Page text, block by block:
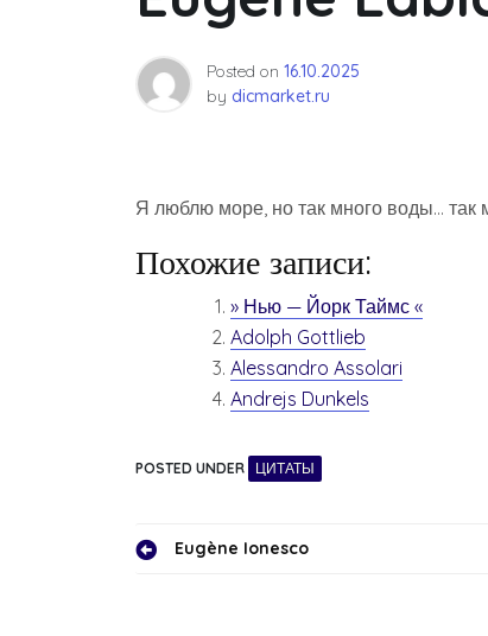
Posted on 16.10.2025
by dicmarket.ru
Я люблю море, но так много воды… так
Похожие записи:
» Нью — Йорк Таймс «
Adolph Gottlieb
Alessandro Assolari
Andrejs Dunkels
POSTED UNDER ЦИТАТЫ
Навигация
Eugène Ionesco